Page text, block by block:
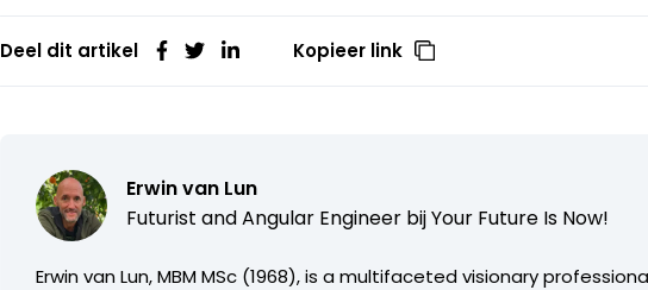
Deel dit artikel Kopieer link
Erwin van Lun
Futurist and Angular Engineer bijYour Future Is Now!
Erwin van Lun, MBM MSc (1968), is a multifaceted visionary